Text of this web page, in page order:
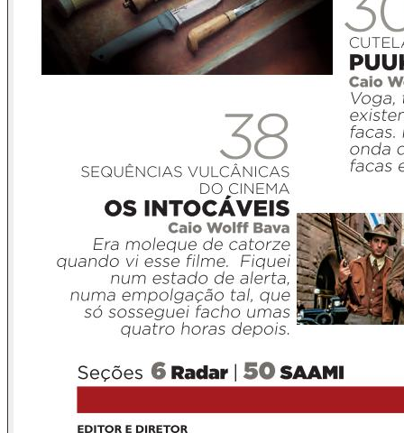
encorpa crianças medrosas; aumenta o consumo de grades,
cercas elétricas, muralhas, alarmes, seguros de casas,
seguros de automóveis e de outros bens, engorda os bancos
ou, como dizem os mais velhos, as casas bancárias. Nos
compacta em potes herméticos, ditos condomínios fechados,
de onde assinamos, em três longas vias, as declarações ou
Segundo Bene Barbosa, num de seus textos recentes:
"Qualquer suposto benefício ilusório, para ser mais preciso
trazido por um desarmamento, real e absoluto, não chega
nem perto dos malefícios reais e inequívocos que ele
provoca. Só isso deveria ser o suficiente para não restar
dúvidas de qual lado ficar. Pouco importa a corrente
adotada: humanista, utilitarista, jurídica, filosófica, religiosa e
o escambau ao quadrado: havendo honestidade intelectual,
você não encontrará nenhum apoio para a tese
desarmamentista."